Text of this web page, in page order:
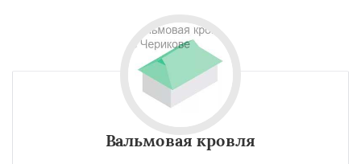
Вальмовая кровля